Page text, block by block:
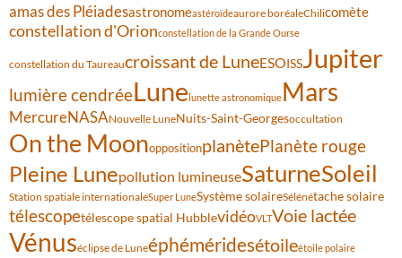
amas des Pléiadesastronomeastéroïdeaurore boréaleChilicomète
constellation d'Orionconstellation de la Grande Ourse
constellation du Taureaucroissant de LuneESOISSJupiter
lumière cendréeLunelunette astronomiqueMars
MercureNASANouvelle LuneNuits-Saint-Georgesoccultation
On the MoonoppositionplanètePlanète rouge
Pleine Lunepollution lumineuseSaturneSoleil
Station spatiale internationaleSuper LuneSystème solaireSélénétache solaire
télescopetélescope spatial HubblevidéoVLTVoie lactée
Vénuséclipse de Luneéphéméridesétoileétoile polaire